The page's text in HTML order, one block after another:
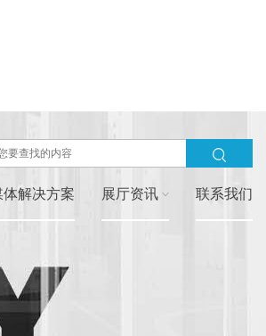
体解决方案 展厅资讯 联系我们